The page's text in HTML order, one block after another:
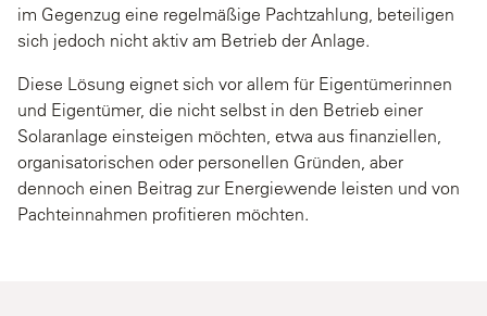
im Gegenzug eine regelmäßige Pachtzahlung, beteiligen
sich jedoch nicht aktiv am Betrieb der Anlage.
Diese Lösung eignet sich vor allem für Eigentümerinnen
und Eigentümer, die nicht selbst in den Betrieb einer
Solaranlage einsteigen möchten, etwa aus finanziellen,
organisatorischen oder personellen Gründen, aber
dennoch einen Beitrag zur Energiewende leisten und von
Pachteinnahmen profitieren möchten.